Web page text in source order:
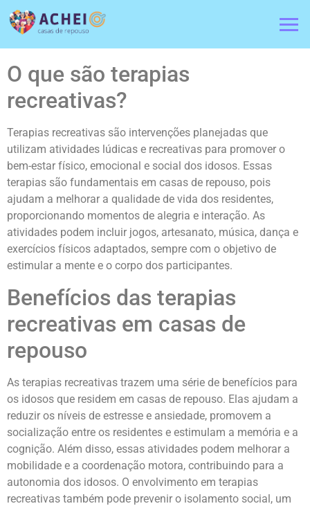
O que são terapias
recreativas?
Terapias recreativas são intervenções planejadas que
utilizam atividades lúdicas e recreativas para promover o
bem-estar físico, emocional e social dos idosos. Essas
terapias são fundamentais em casas de repouso, pois
ajudam a melhorar a qualidade de vida dos residentes,
proporcionando momentos de alegria e interação. As
atividades podem incluir jogos, artesanato, música, dança e
exercícios físicos adaptados, sempre com o objetivo de
estimular a mente e o corpo dos participantes.
Benefícios das terapias
recreativas em casas de
repouso
As terapias recreativas trazem uma série de benefícios para
os idosos que residem em casas de repouso. Elas ajudam a
reduzir os níveis de estresse e ansiedade, promovem a
socialização entre os residentes e estimulam a memória e a
cognição. Além disso, essas atividades podem melhorar a
mobilidade e a coordenação motora, contribuindo para a
autonomia dos idosos. O envolvimento em terapias
recreativas também pode prevenir o isolamento social, um